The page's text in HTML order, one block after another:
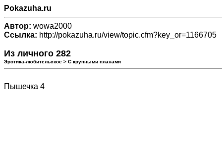
Pokazuha.ru
Автор: wowa2000
Ссылка: http://pokazuha.ru/view/topic.cfm?key_or=1166705
Из личного 282
Эротика-любительское > С крупными планами
Пышечка 4